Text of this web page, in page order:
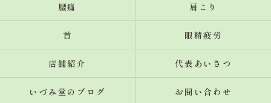
腰痛 肩こり
首 眼精疲労
店舗紹介 代表あいさつ
いづみ堂のブログ お問い合わせ